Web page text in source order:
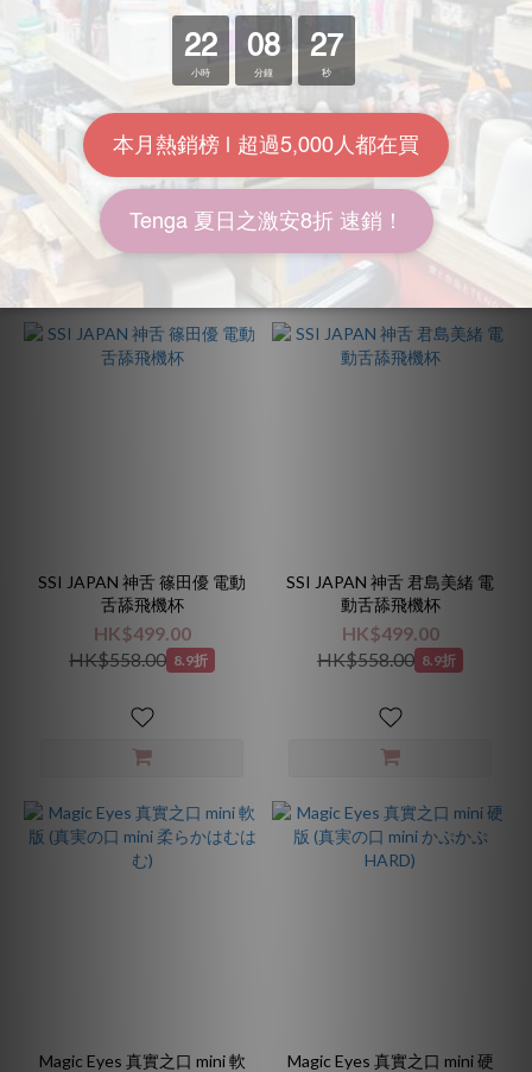
SSI JAPAN 神舌 ちゃんよた
電動舌舔飛機杯
HK$499.00
HK$558.00 8.9折
SSI JAPAN 神舌 今井夏帆 電
動舌舔飛機杯
HK$499.00
HK$558.00 8.9折
SSI JAPAN 神舌 篠田優 電動
舌舔飛機杯
HK$499.00
HK$558.00 8.9折
SSI JAPAN 神舌 君島美緒 電
動舌舔飛機杯
HK$499.00
HK$558.00 8.9折
Magic Eyes 真實之口 mini 軟
Magic Eyes 真實之口 mini 硬